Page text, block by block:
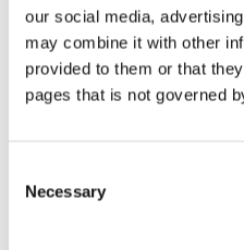
our social media,
may combine it with other
provided to them or that
pages that is not governed
Selection
Necessary
проколювання
зможуть
одягом глюкометр